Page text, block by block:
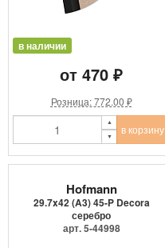
в наличии
от 470 ₽
Розница: 772.00 ₽
в корзину
Hofmann
29.7x42 (A3) 45-P Decora
серебро
арт. 5-44998